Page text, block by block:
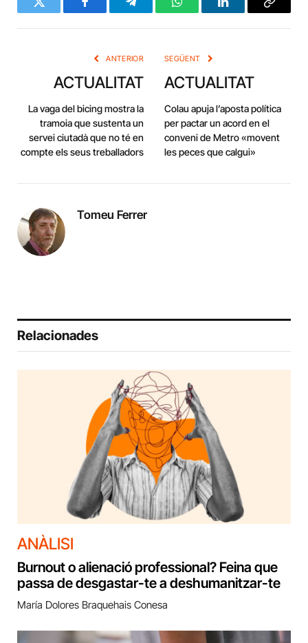
Twitter FacebookTelegramWhatsAppLinkedInCopy
ANTERIOR
ACTUALITAT
La vaga del bicing mostra la
tramoia que sustenta un
servei ciutadà que no té en
compte els seus treballadors
SEGÜENT
ACTUALITAT
Colau apuja l’aposta política
per pactar un acord en el
conveni de Metro «movent
les peces que calgui»
Tomeu Ferrer
Relacionades
ANÀLISI
Burnout o alienació professional? Feina que
passa de desgastar-te a deshumanitzar-te
María Dolores Braquehais Conesa